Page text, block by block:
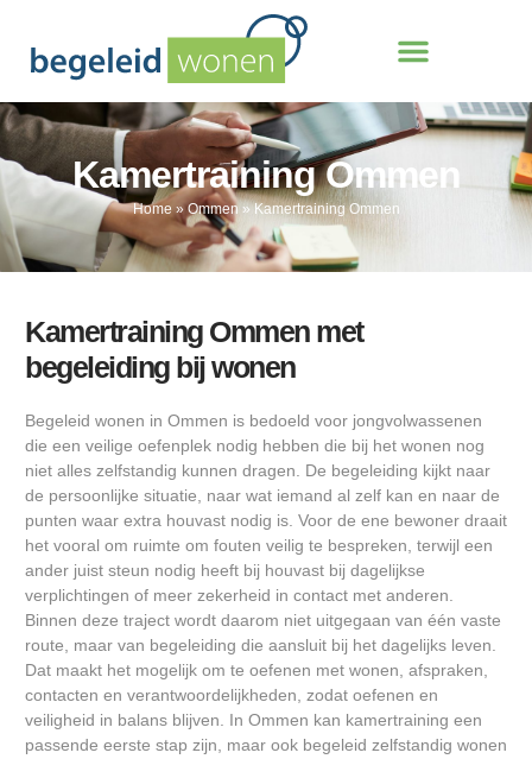
Kamertraining Ommen
Home»Ommen »Kamertraining Ommen
Kamertraining Ommen met
begeleiding bij wonen
Begeleid wonen in Ommen is bedoeld voor jongvolwassenen
die een veilige oefenplek nodig hebben die bij het wonen nog
niet alles zelfstandig kunnen dragen. De begeleiding kijkt naar
de persoonlijke situatie, naar wat iemand al zelf kan en naar de
punten waar extra houvast nodig is. Voor de ene bewoner draait
het vooral om ruimte om fouten veilig te bespreken, terwijl een
ander juist steun nodig heeft bij houvast bij dagelijkse
verplichtingen of meer zekerheid in contact met anderen.
Binnen deze traject wordt daarom niet uitgegaan van één vaste
route, maar van begeleiding die aansluit bij het dagelijks leven.
Dat maakt het mogelijk om te oefenen met wonen, afspraken,
contacten en verantwoordelijkheden, zodat oefenen en
veiligheid in balans blijven. In Ommen kan kamertraining een
passende eerste stap zijn, maar ook begeleid zelfstandig wonen